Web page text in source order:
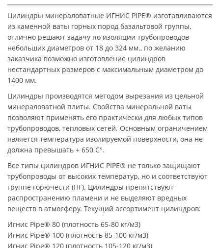
Цилиндры минераловатные ИГНИС PIPE® изготавливаются
из каменной ваты горных пород базальтовой группы,
отлично решают задачу по изоляции трубопроводов
небольших диаметров от 18 до 324 мм., по желанию
заказчика возможно изготовление цилиндров
нестандартных размеров с максимальным диаметром до
1400 мм.
Цилиндры производятся методом вырезания из цельной
минераловатной плиты. Свойства минеральной ваты
позволяют применять его практически для любых типов
трубопроводов, тепловых сетей. Основным ограничением
является температура изолируемой поверхности, она не
должна превышать + 650 C°.
Все типы цилиндров ИГНИС PIPE® не только защищают
трубопроводы от высоких температур, но и соответствуют
группе горючести (НГ). Цилиндры препятствуют
распространению пламени и не выделяют вредных
веществ в атмосферу. Текущий ассортимент цилиндров:
Игнис Pipe® 80 (плотность 65-80 кг/м3)
Игнис Pipe® 100 (плотность 85-100 кг/м3)
Игнис Pipe® 120 (плотность 105-120 кг/м3)